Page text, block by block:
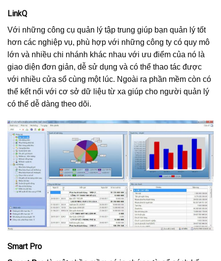
LinkQ
Với những công cụ quản lý tập trung giúp bạn quản lý tốt
hơn các nghiệp vụ, phù hợp với những công ty có quy mô
lớn và nhiều chi nhánh khác nhau với ưu điểm của nó là
giao diện đơn giản, dễ sử dụng và có thể thao tác được
với nhiều cửa sổ cùng một lúc. Ngoài ra phần mềm còn có
thể kết nối với cơ sở dữ liệu từ xa giúp cho người quản lý
có thể dễ dàng theo dõi.
Smart Pro